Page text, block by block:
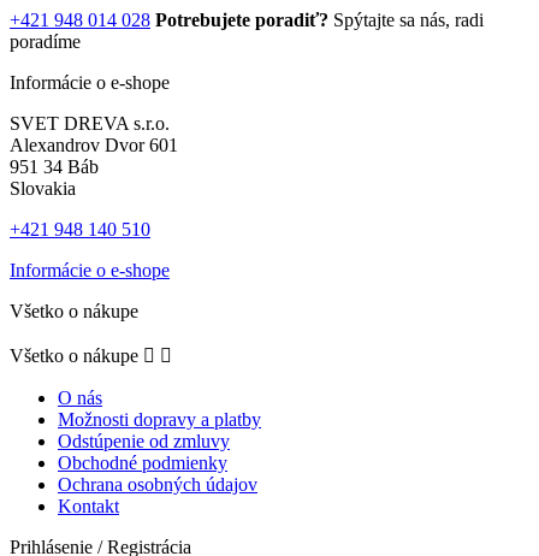
+421 948 014 028 Potrebujete poradiť? Spýtajte sa nás, radi
poradíme
Informácie o e-shope
SVET DREVA s.r.o.
Alexandrov Dvor 601
951 34 Báb
Slovakia
+421 948 140 510
Informácie o e-shope
Všetko o nákupe
Všetko o nákupe  
O nás
Možnosti dopravy a platby
Odstúpenie od zmluvy
Obchodné podmienky
Ochrana osobných údajov
Kontakt
Prihlásenie / Registrácia